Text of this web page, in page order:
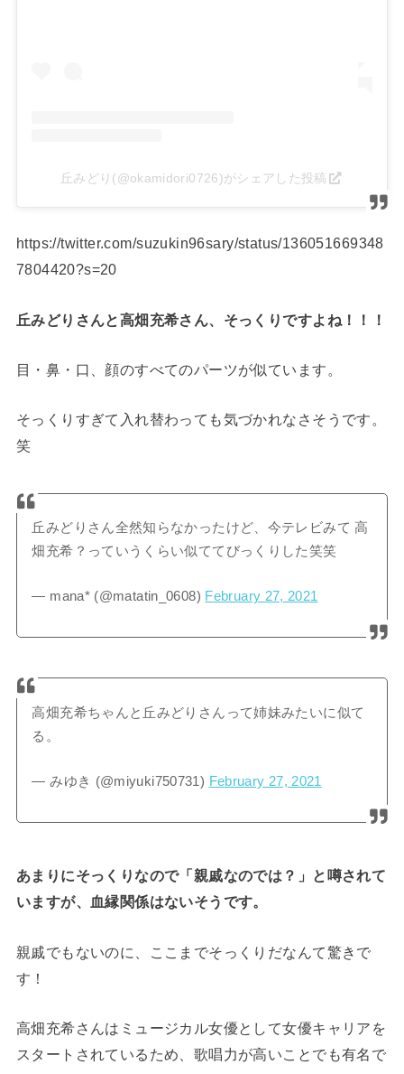
丘みどり(@okamidori0726)がシェアした投稿
https://twitter.com/suzukin96sary/status/136051669348
7804420?s=20
丘みどりさんと高畑充希さん、そっくりですよね！！！
目・鼻・口、顔のすべてのパーツが似ています。
そっくりすぎて入れ替わっても気づかれなさそうです。
笑
丘みどりさん全然知らなかったけど、今テレビみて 高
畑充希？っていうくらい似ててびっくりした笑笑
— mana* (@matatin_0608) February 27, 2021
高畑充希ちゃんと丘みどりさんって姉妹みたいに似て
る。
— みゆき (@miyuki750731) February 27, 2021
あまりにそっくりなので「親戚なのでは？」と噂されて
いますが、血縁関係はないそうです。
親戚でもないのに、ここまでそっくりだなんて驚きで
す！
高畑充希さんはミュージカル女優として女優キャリアを
スタートされているため、歌唱力が高いことでも有名で